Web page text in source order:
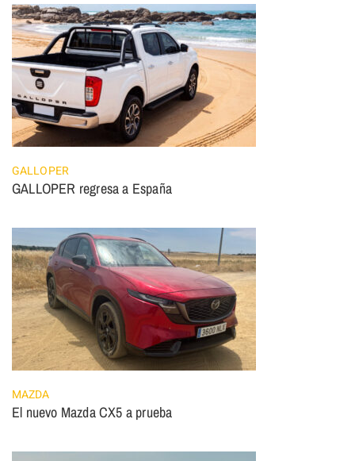
GALLOPER
GALLOPER regresa a España
MAZDA
El nuevo Mazda CX5 a prueba